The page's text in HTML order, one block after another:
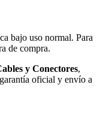
bajo uso normal. Para
de compra.
y Conectores,
oficial y envío a